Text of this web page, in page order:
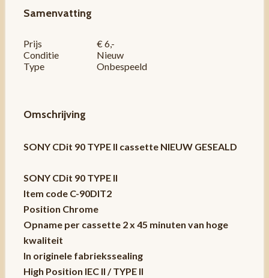
Samenvatting
Prijs
€ 6,-
Conditie
Nieuw
Type
Onbespeeld
Omschrijving
SONY CDit 90 TYPE II cassette NIEUW GESEALD
SONY CDit 90 TYPE II
Item code C-90DIT2
Position Chrome
Opname per cassette 2 x 45 minuten van hoge
kwaliteit
In originele fabriekssealing
High Position IEC II / TYPE II